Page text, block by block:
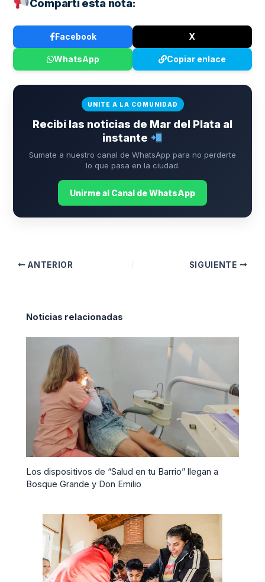
Compartí esta nota:
Facebook X
WhatsApp Copiar enlace
UNITE A LA COMUNIDAD
Recibí las noticias de Mar del Plata al
instante
Sumate a nuestro canal de WhatsApp para no perderte
lo que pasa en la ciudad.
Unirme al Canal de WhatsApp
ANTERIOR SIGUIENTE
Noticias relacionadas
Los dispositivos de “Salud en tu Barrio” llegan a
Bosque Grande y Don Emilio